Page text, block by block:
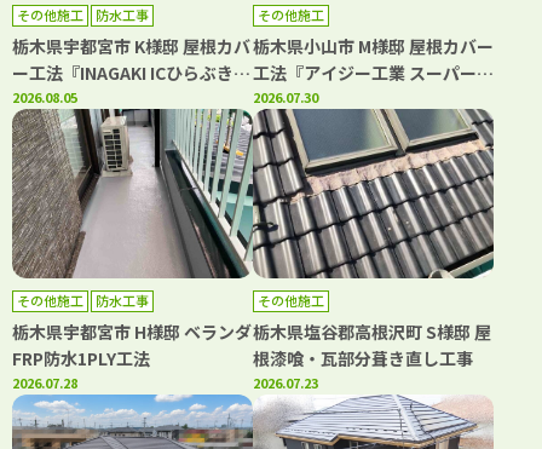
その他施工 防水工事
栃木県宇都宮市 K様邸 屋根カバ
ー工法『INAGAKI ICひらぶき
ヒランビー220』・ベランダ
FRP防水工事
2026.08.05
その他施工
栃木県小山市 M様邸 屋根カバー
工法『アイジー工業 スーパーガ
ルテクト』
2026.07.30
その他施工 防水工事
栃木県宇都宮市 H様邸 ベランダ
FRP防水1PLY工法
2026.07.28
その他施工
栃木県塩谷郡高根沢町 S様邸 屋
根漆喰・瓦部分葺き直し工事
2026.07.23